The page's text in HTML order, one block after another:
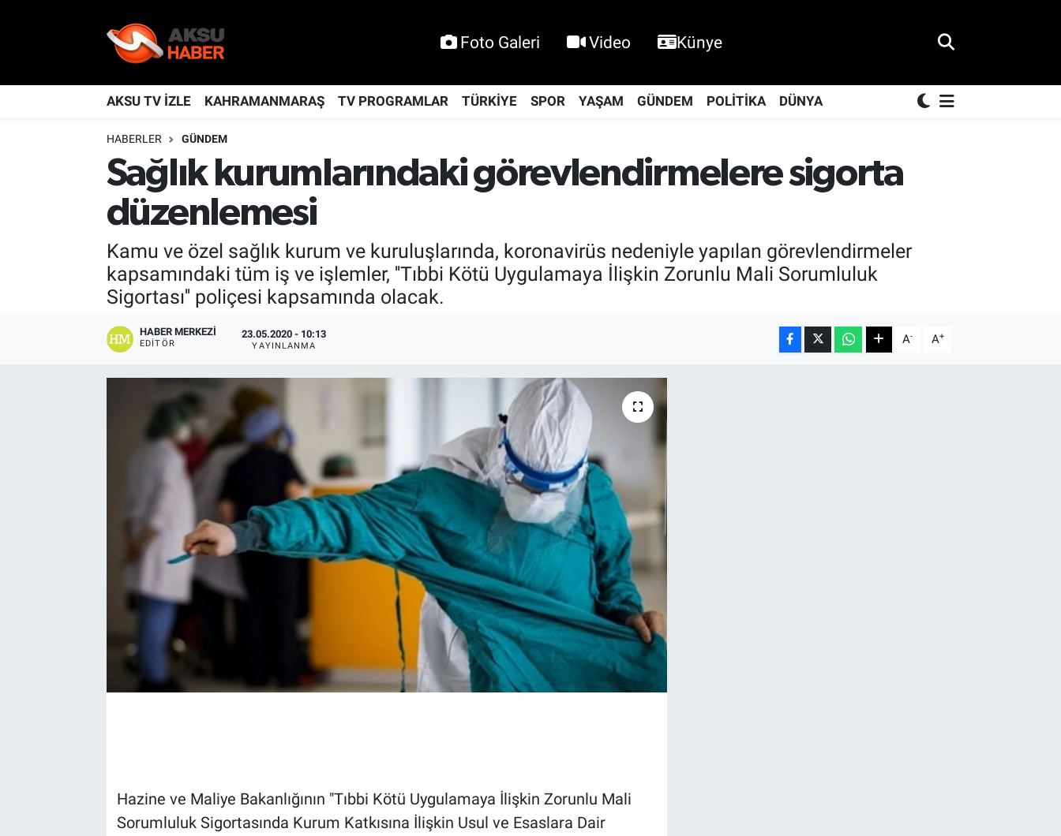
Foto Galeri Video Künye
AKSU TV İZLE KAHRAMANMARAŞ TV PROGRAMLAR TÜRKİYE SPOR YAŞAM GÜNDEM POLİTİKA DÜNYA
HABERLER GÜNDEM
Sağlık kurumlarındaki görevlendirmelere sigorta
düzenlemesi
Kamu ve özel sağlık kurum ve kuruluşlarında, koronavirüs nedeniyle yapılan görevlendirmeler
kapsamındaki tüm iş ve işlemler, ''Tıbbi Kötü Uygulamaya İlişkin Zorunlu Mali Sorumluluk
Sigortası'' poliçesi kapsamında olacak.
HABER MERKEZI
EDITÖR
23.05.2020 - 10:13
YAYINLANMA A- A+
Hazine ve Maliye Bakanlığının "Tıbbi Kötü Uygulamaya İlişkin Zorunlu Mali
Sorumluluk Sigortasında Kurum Katkısına İlişkin Usul ve Esaslara Dair
KAHRAMANMARAŞ
Nöbetçi Eczaneler
Hava Durumu
Kahramanmaraş Namaz Vakitleri
Trafik Durumu
TFF 2.Lig Kırmızı Grup Puan Durumu ve Fikstür
Tüm Manşetler
Son Dakika Haberleri
Haber Arşivi